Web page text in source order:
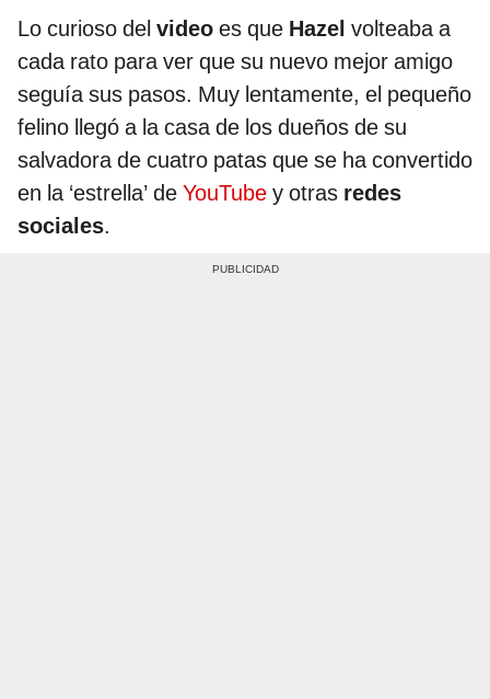
Lo curioso del video es que Hazel volteaba a
cada rato para ver que su nuevo mejor amigo
seguía sus pasos. Muy lentamente, el pequeño
felino llegó a la casa de los dueños de su
salvadora de cuatro patas que se ha convertido
en la ‘estrella’ de YouTube y otras redes
sociales.